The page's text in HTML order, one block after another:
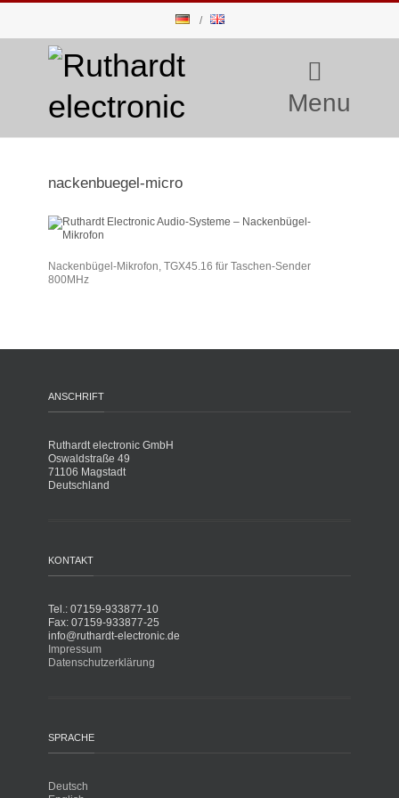
Menu
nackenbuegel-micro
Nackenbügel-Mikrofon, TGX45.16 für Taschen-Sender
800MHz
ANSCHRIFT
Ruthardt electronic GmbH
Oswaldstraße 49
71106 Magstadt
Deutschland
KONTAKT
Tel.: 07159-933877-10
Fax: 07159-933877-25
info@ruthardt-electronic.de
Impressum
Datenschutzerklärung
SPRACHE
Deutsch